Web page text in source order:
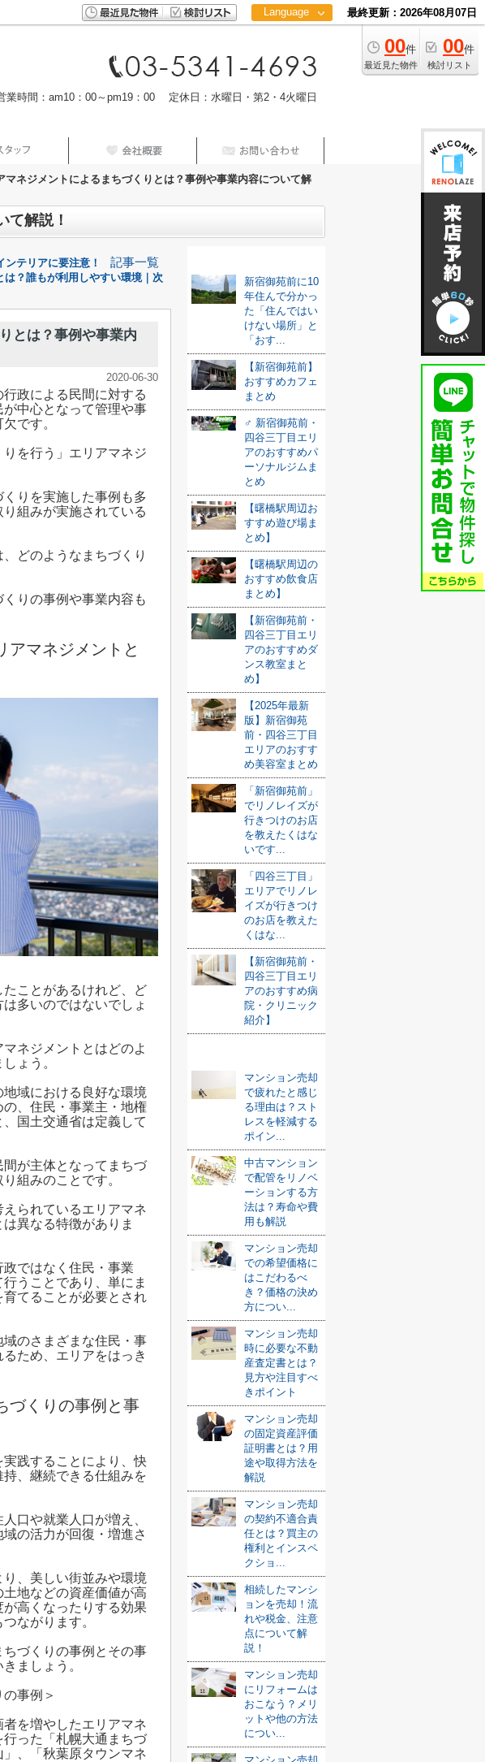
Language
中文
最終更新：2026年08月07日
00件
最近見た物件
00件
検討リスト
業時間：am10：00～pm19：00 定休日：水曜日・第2・4火曜日
マネジメントによるまちづくりとは？事例や事業内容について解
て解説！
テリアに要注意！ 記事一覧
？誰もが利用しやすい環境｜次
とは？事例や事業内
2020-06-30
政による民間に対する
中心となって管理や事
です。
を行う」エリアマネジ
りを実施した事例も多
組みが実施されている
どのようなまちづくり
りの事例や事業内容も
アマネジメントと
ことがあるけれど、ど
多いのではないでしょ
ネジメントとはどのよ
ょう。
域における良好な環境
、住民・事業主・地権
国土交通省は定義して
が主体となってまちづ
組みのことです。
られているエリアマネ
異なる特徴がありま
ではなく住民・事業
うことであり、単にま
てることが必要とされ
のさまざまな住民・事
ため、エリアをはっき
づくりの事例と事
践することにより、快
、継続できる仕組みを
口や就業人口が増え、
の活力が回復・増進さ
、美しい街並みや環境
地などの資産価値が高
高くなったりする効果
ながります。
づくりの事例とその事
ましょう。
事例＞
を増やしたエリアマネ
った「札幌大通まちづ
、「秋葉原タウンマネ
新宿御苑前に10
年住んで分かっ
た「住んではい
けない場所」と
「おす...
【新宿御苑前】
おすすめカフェ
まとめ
️‍♂️ 新宿御苑前・
四谷三丁目エリ
アのおすすめパ
ーソナルジムま
とめ
【曙橋駅周辺お
すすめ遊び場ま
とめ】
【曙橋駅周辺の
おすすめ飲食店
まとめ】
【新宿御苑前・
四谷三丁目エリ
アのおすすめダ
ンス教室まと
め】
【2025年最新
版】新宿御苑
前・四谷三丁目
エリアのおすす
め美容室まとめ
「新宿御苑前」
でリノレイズが
行きつけのお店
を教えたくはな
いです...
「四谷三丁目」
エリアでリノレ
イズが行きつけ
のお店を教えた
くはな...
【新宿御苑前・
四谷三丁目エリ
アのおすすめ病
院・クリニック
紹介】
マンション売却
で疲れたと感じ
る理由は？スト
レスを軽減する
ポイン...
中古マンション
で配管をリノベ
ーションする方
法は？寿命や費
用も解説
マンション売却
での希望価格に
はこだわるべ
き？価格の決め
方につい...
マンション売却
時に必要な不動
産査定書とは？
見方や注目すべ
きポイント
マンション売却
の固定資産評価
証明書とは？用
途や取得方法を
解説
マンション売却
の契約不適合責
任とは？買主の
権利とインスペ
クショ...
相続したマンシ
ョンを売却！流
れや税金、注意
点について解
説！
マンション売却
にリフォームは
おこなう？メリ
ットや他の方法
につい...